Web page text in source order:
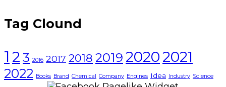
Tag Clound
1 2 3 2016 2017 2018 2019 20202021
2022 Books Brand Chemical Company Engines Idea Industry Science